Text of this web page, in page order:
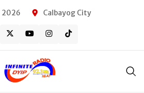
2026 Calbayog City